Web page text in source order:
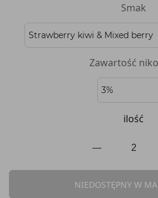
Smak
Zawartość
ilość
NIEDOSTĘPNY W